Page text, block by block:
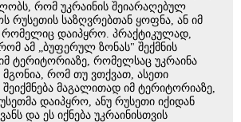
რომ უკრაინის შეიარაღებულ
რუსეთის საზღვრებთან ყოფნა, ან იმ
დაიპყრო. პრაქტიკულად,
ამ „ბუფერულ ზონას" შექმნის
ტერიტორიაზე, რომელსაც უკრაინა
რომ თუ ვთქვათ, ასეთი
მაგალითად იმ ტერიტორიაზე,
დაიპყრო, ანუ რუსეთი იქიდან
და ეს იქნება უკრაინისთვის